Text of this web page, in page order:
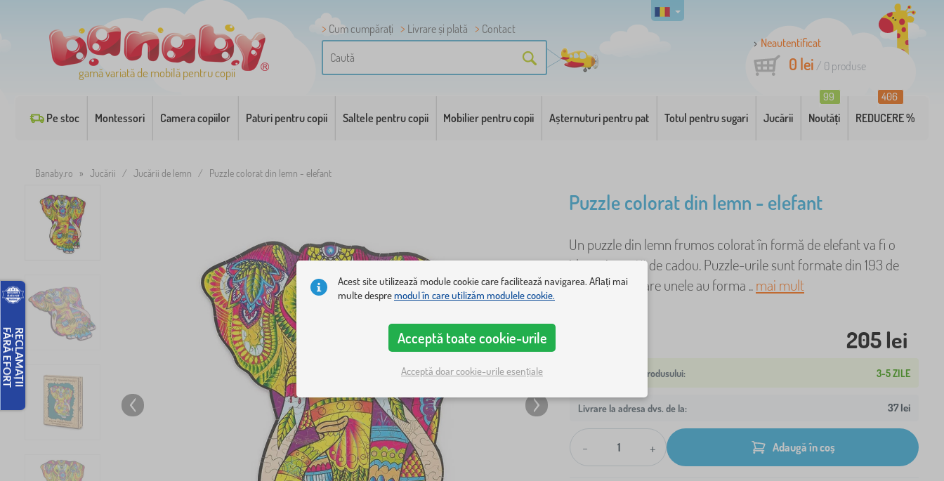
gamă variată de mobilă pentru copii
Cum cumpărați Livrare și plată
Contact
Neautentificat
0 lei / 0 produse
Pe stoc Montessori Camera copiilor Paturi pentru copii Saltele pentru copii Mobilier pentru copii Așternuturi pentru pat Totul pentru sugari Jucării Noutăți
99
REDUCERE %
406
Banaby.ro » Jucării / Jucării de lemn / Puzzle colorat din lemn - elefant
Puzzle colorat din lemn - elefant
Un puzzle din lemn frumos colorat în formă de elefant va fi o
idee minunată de cadou. Puzzle-urile sunt formate din 193 de
piese, dintre care unele au forma ..mai mult
205 lei
3-5 ZILE
Livrare la adresa dvs. de la: 37 lei
- + Adaugă în coș
Acest site utilizează module cookie care facilitează navigarea. Aflați mai
multe despremodul în care utilizăm modulele cookie.
Acceptă toate cookie-urile
Acceptă doar cookie-urile esențiale